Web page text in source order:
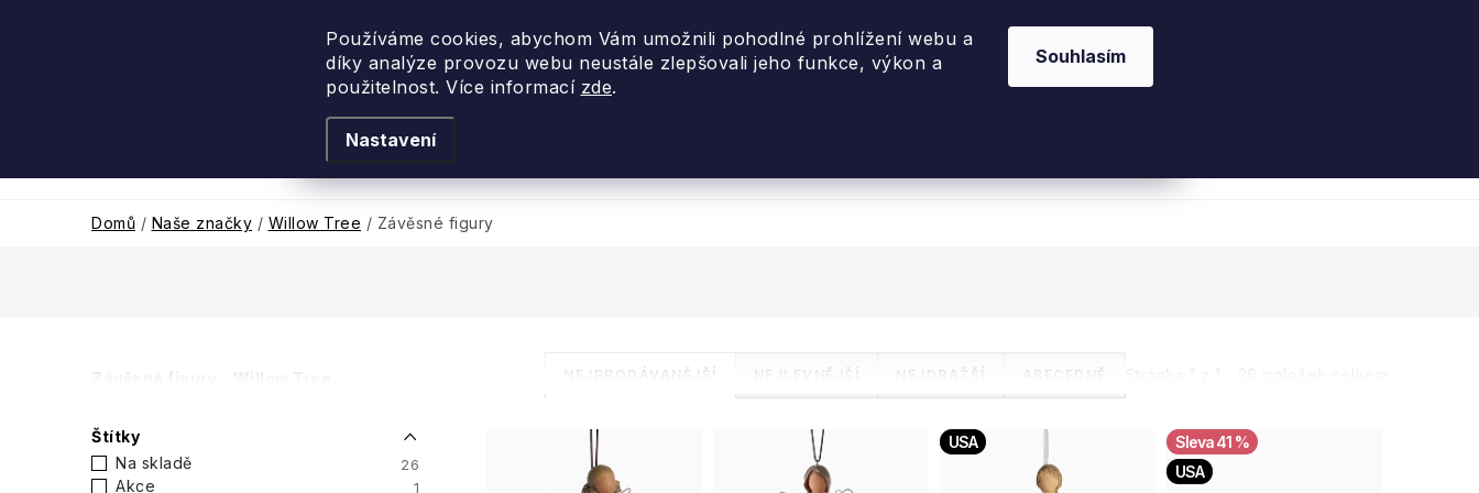
Používáme cookies, abychom Vám umožnili pohodlné prohlížení webu a
díky analýze provozu webu neustále zlepšovali jeho funkce, výkon a
použitelnost. Více informací zde.
Nastavení
Souhlasím
Podle vůně
Domů / Naše značky / Willow Tree / Závěsné figury
P
o
s
Závěsné figury - Willow Tree
Štítky
Na skladě
26
Akce 1
Stránka 1 1 26 položek celkem
ŘNEJPRODÁVANĚJŠÍ NEJLEVNĚJŠÍ NEJDRAŽŠÍ ABECEDNĚ
USA
41 %
USA